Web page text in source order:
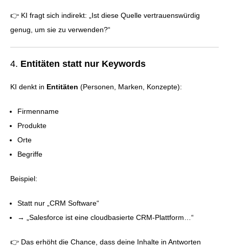
👉 KI fragt sich indirekt: „Ist diese Quelle vertrauenswürdig
genug, um sie zu verwenden?“
4. Entitäten statt nur Keywords
KI denkt in Entitäten (Personen, Marken, Konzepte):
Firmenname
Produkte
Orte
Begriffe
Beispiel:
Statt nur „CRM Software“
→ „Salesforce ist eine cloudbasierte CRM-Plattform…“
👉 Das erhöht die Chance, dass deine Inhalte in Antworten